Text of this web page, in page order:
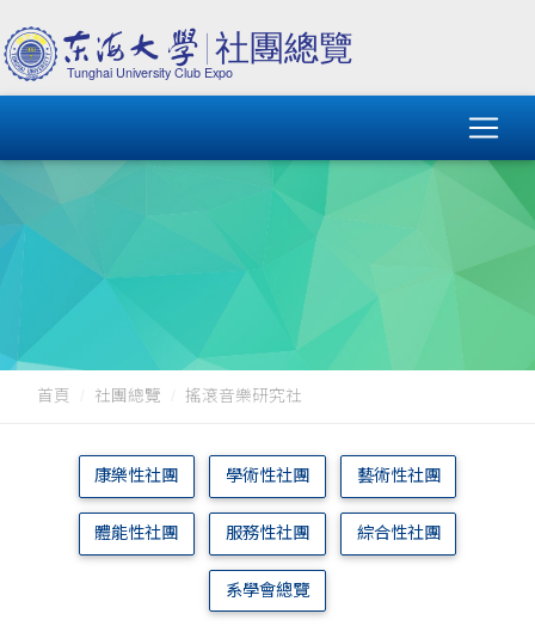
首頁 社團總覽 搖滾音樂研究社
康樂性社團 學術性社團 藝術性社團
體能性社團 服務性社團 綜合性社團
系學會總覽